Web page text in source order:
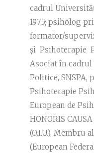
cadrul
1975; psiholog
formator/
și Psihoterapie
Asociat în
Politice, SNSPA,
Psihoterapie
European de
HONORIS
(O.I.U.). Membru
(European